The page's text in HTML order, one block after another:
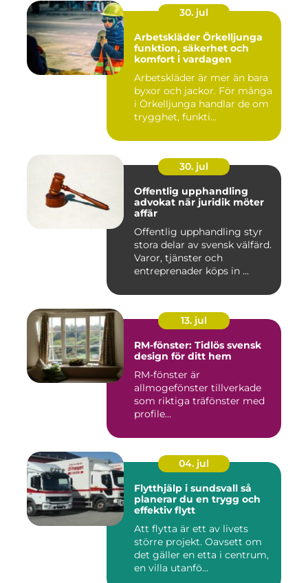
30. jul
Arbetskläder Örkelljunga
funktion, säkerhet och
komfort i vardagen
Arbetskläder är mer än bara
byxor och jackor. För många
i Örkelljunga handlar de om
trygghet, funkti...
30. jul
Offentlig upphandling
advokat när juridik möter
affär
Offentlig upphandling styr
stora delar av svensk välfärd.
Varor, tjänster och
entreprenader köps in ...
13. jul
RM-fönster: Tidlös svensk
design för ditt hem
RM-fönster är
allmogefönster tillverkade
som riktiga träfönster med
profile...
04. jul
Flytthjälp i sundsvall så
planerar du en trygg och
effektiv flytt
Att flytta är ett av livets
större projekt. Oavsett om
det gäller en etta i centrum,
en villa utanfö...